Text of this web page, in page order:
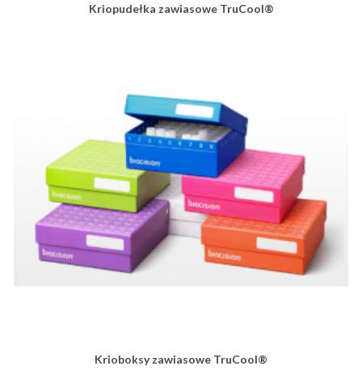
Kriopudełka zawiasowe TruCool®
Krioboksy zawiasowe TruCool®